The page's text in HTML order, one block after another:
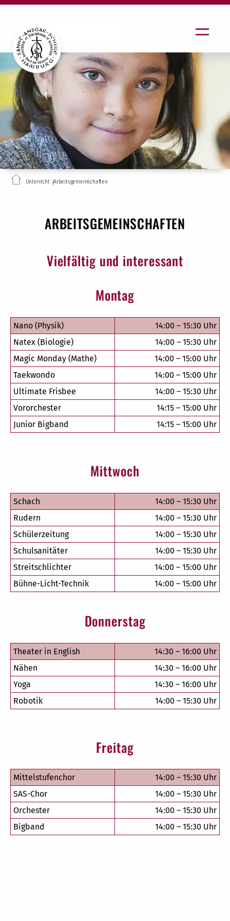
Unterricht Arbeitsgemeinschaften
ARBEITSGEMEINSCHAFTEN
Vielfältig und interessant
Montag
Nano (Physik)
14:00 – 15:30 Uhr
Natex (Biologie)
14:00 – 15:30 Uhr
Magic Monday (Mathe)
14:00 – 15:00 Uhr
Taekwondo
14:00 – 15:00 Uhr
Ultimate Frisbee
14:00 – 15:30 Uhr
Vororchester
14:15 – 15:00 Uhr
Junior Bigband
14:15 – 15:00 Uhr
Mittwoch
Schach
14:00 – 15:30 Uhr
Rudern
14:00 – 15:30 Uhr
Schülerzeitung
14:00 – 15:30 Uhr
Schulsanitäter
14:00 – 15:30 Uhr
Streitschlichter
14:00 – 15:00 Uhr
Bühne-Licht-Technik
14:00 – 15:00 Uhr
Donnerstag
Theater in English
14:30 – 16:00 Uhr
Nähen
14:30 – 16:00 Uhr
Yoga
14:30 – 16:00 Uhr
Robotik
14:00 – 15:30 Uhr
Freitag
Mittelstufenchor
14:00 – 15:30 Uhr
SAS-Chor
14:00 – 15:30 Uhr
Orchester
14:00 – 15:30 Uhr
Bigband
14:00 – 15:30 Uhr